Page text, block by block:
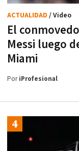
El
Messi luego
Miami
ACTUALIDAD / Video
PoriProfesional